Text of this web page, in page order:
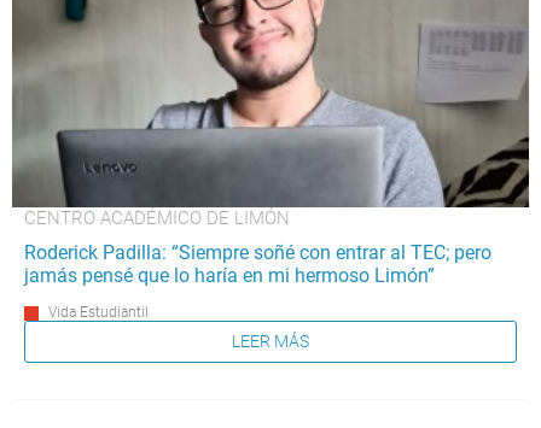
CENTRO ACADÉMICO DE LIMÓN
Roderick Padilla: “Siempre soñé con entrar al TEC; pero
jamás pensé que lo haría en mi hermoso Limón”
Vida Estudiantil
LEER MÁS